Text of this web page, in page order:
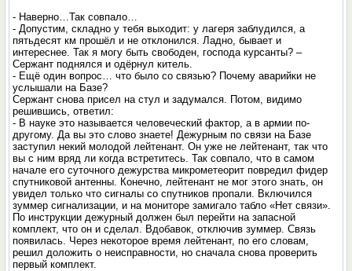
- Наверно…Так совпало…
- Допустим, складно у тебя выходит: у лагеря заблудился, а
пятьдесят км прошёл и не отклонился. Ладно, бывает и
интереснее. Так я могу быть свободен, господа курсанты? –
Сержант поднялся и одёрнул китель.
- Ещё один вопрос… что было со связью? Почему аварийки не
услышали на Базе?
Сержант снова присел на стул и задумался. Потом, видимо
решившись, ответил:
- В науке это называется человеческий фактор, а в армии по-
другому. Да вы это слово знаете! Дежурным по связи на Базе
заступил некий молодой лейтенант. Он уже не лейтенант, так что
вы с ним вряд ли когда встретитесь. Так совпало, что в самом
начале его суточного дежурства микрометеорит повредил фидер
спутниковой антенны. Конечно, лейтенант не мог этого знать, он
увидел только что сигналы со спутников пропали. Включился
зуммер сигнализации, и на мониторе замигало табло «Нет связи».
По инструкции дежурный должен был перейти на запасной
комплект, что он и сделал. Вдобавок, отключив зуммер. Связь
появилась. Через некоторое время лейтенант, по его словам,
решил доложить о неисправности, но сначала снова проверить
первый комплект.